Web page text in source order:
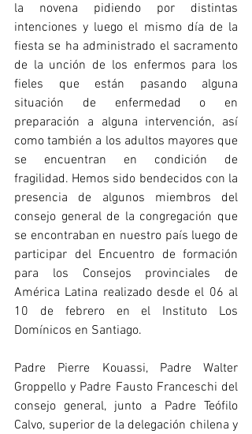
la novena pidiendo por distintas
intenciones y luego el mismo día de la
fiesta se ha administrado el sacramento
de la unción de los enfermos para los
fieles que están pasando alguna
situación de enfermedad o en
preparación a alguna intervención, así
como también a los adultos mayores que
se encuentran en condición de
fragilidad. Hemos sido bendecidos con la
presencia de algunos miembros del
consejo general de la congregación que
se encontraban en nuestro país luego de
participar del Encuentro de formación
para los Consejos provinciales de
América Latina realizado desde el 06 al
10 de febrero en el Instituto Los
Domínicos en Santiago.
Padre Pierre Kouassi, Padre Walter
Groppello y Padre Fausto Franceschi del
consejo general, junto a Padre Teófilo
Calvo, superior de la delegación chilena y